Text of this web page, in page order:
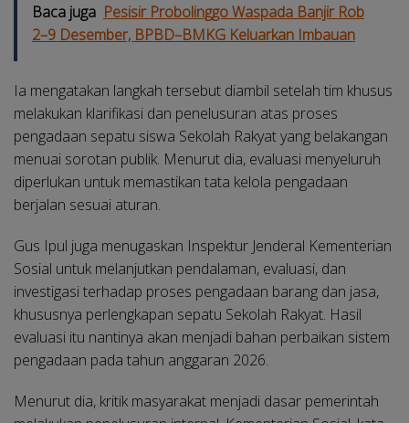
Baca juga Pesisir Probolinggo Waspada Banjir Rob
2–9 Desember, BPBD–BMKG Keluarkan Imbauan
Ia mengatakan langkah tersebut diambil setelah tim khusus
melakukan klarifikasi dan penelusuran atas proses
pengadaan sepatu siswa Sekolah Rakyat yang belakangan
menuai sorotan publik. Menurut dia, evaluasi menyeluruh
diperlukan untuk memastikan tata kelola pengadaan
berjalan sesuai aturan.
Gus Ipul juga menugaskan Inspektur Jenderal Kementerian
Sosial untuk melanjutkan pendalaman, evaluasi, dan
investigasi terhadap proses pengadaan barang dan jasa,
khususnya perlengkapan sepatu Sekolah Rakyat. Hasil
evaluasi itu nantinya akan menjadi bahan perbaikan sistem
pengadaan pada tahun anggaran 2026.
Menurut dia, kritik masyarakat menjadi dasar pemerintah